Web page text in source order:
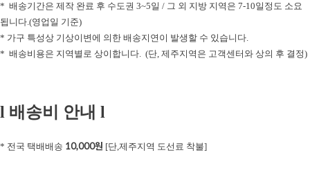
* 배송기간은 제작 완료 후 수도권 3~5일 / 그 외 지방 지역은 7-10일정도 소요
됩니다.(영업일 기준)
* 가구 특성상 기상이변에 의한 배송지연이 발생할 수 있습니다.
* 배송비용은 지역별로 상이합니다. (단, 제주지역은 고객센터와 상의 후 결정)
l 배송비 안내 l
* 전국 택배배송 10,000원 [단,제주지역 도선료 착불]